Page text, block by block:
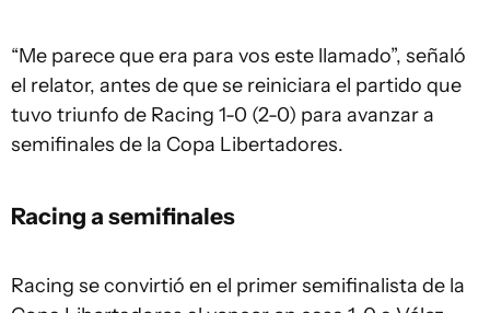
“Me parece que era para vos este llamado”, señaló
el relator, antes de que se reiniciara el partido que
tuvo triunfo de Racing 1-0 (2-0) para avanzar a
semifinales de la Copa Libertadores.
Racing a semifinales
Racing se convirtió en el primer semifinalista de la